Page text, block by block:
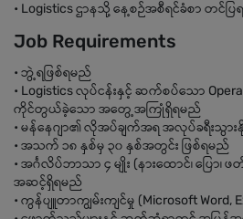
• Logistics ဌာနသို့ နေ့စဉ်အစီရင်ခံစာ တင်ပ
Job Requirements
• ဘွဲ့ရဖြစ်ရမည်
• Logistics လုပ်ငန်းနှင့် ဆက်စပ်သော
ကိုင်တွယ်ခဲ့သော အတွေ့အကြုံရှိရမည်
• မန်နေဂျာ၏ လိုအပ်ချက်အရ အလုပ်ခရီးသွာ
• အသက် ၁၈ နှစ်မှ ၃၀ နှစ်အတွင်း ဖြစ်ရမည်
• အင်္ဂလိပ်ဘာသာ ၄ မျိုး (နားထောင်၊ ပြေ
အဆင့်ရှိရမည်
• ကွန်ပျူတာကျွမ်းကျင်မှု (Microsoft Word,